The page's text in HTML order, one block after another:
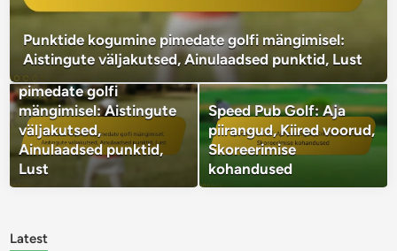
Punktide kogumine pimedate golfi mängimisel:
Aistingute väljakutsed, Ainulaadsed punktid, Lust
Punktide kogumine
pimedate golfi
mängimisel: Aistingute
väljakutsed,
Ainulaadsed punktid,
Lust
Speed Pub Golf: Aja
piirangud, Kiired voorud,
Skoreerimise
kohandused
Latest